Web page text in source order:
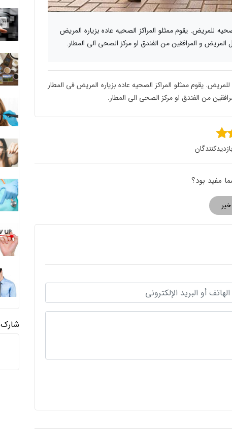
للمریض. یقوم ممثلو المراکز الصحیه عاده بزیاره المریض
المریض و المرافقین من الفندق او مرکز الصحی الی المطار.
یقوم ممثلو المراکز الصحیه عاده بزیاره المریض فی المطار
من الفندق او مرکز الصحی الی المطار.
مفید بود؟
خیر
شارك